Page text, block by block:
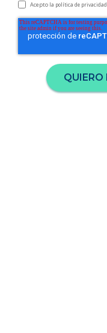
Acepto la política de privacidad